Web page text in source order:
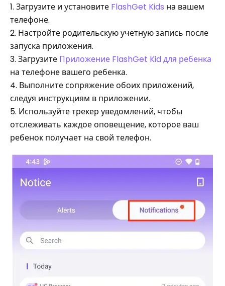
1. Загрузите и установите FlashGet Kids на вашем
телефоне.
2. Настройте родительскую учетную запись после
запуска приложения.
3. Загрузите Приложение FlashGet Kid для ребенка
на телефоне вашего ребенка.
4. Выполните сопряжение обоих приложений,
следуя инструкциям в приложении.
5. Используйте трекер уведомлений, чтобы
отслеживать каждое оповещение, которое ваш
ребенок получает на свой телефон.